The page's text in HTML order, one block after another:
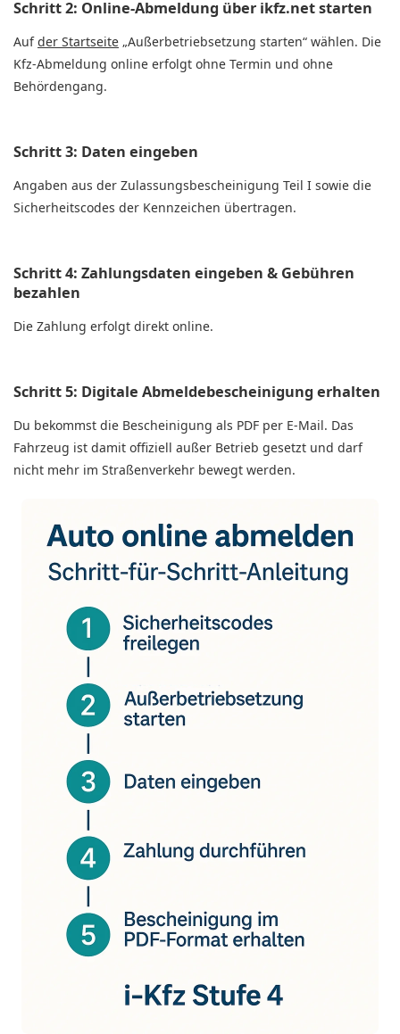
Schritt 2: Online-Abmeldung über ikfz.net starten
Aufder Startseite „Außerbetriebsetzung starten“ wählen. Die
Kfz-Abmeldung online erfolgt ohne Termin und ohne
Behördengang.
Schritt 3: Daten eingeben
Angaben aus der Zulassungsbescheinigung Teil I sowie die
Sicherheitscodes der Kennzeichen übertragen.
Schritt 4: Zahlungsdaten eingeben & Gebühren
bezahlen
Die Zahlung erfolgt direkt online.
Schritt 5: Digitale Abmeldebescheinigung erhalten
Du bekommst die Bescheinigung als PDF per E-Mail. Das
Fahrzeug ist damit offiziell außer Betrieb gesetzt und darf
nicht mehr im Straßenverkehr bewegt werden.